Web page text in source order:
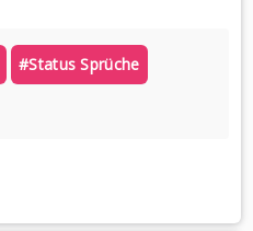
#status Sprüche